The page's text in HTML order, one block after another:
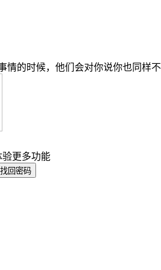
情的时候，他们会对你说你也同样
更多功能
找回密码